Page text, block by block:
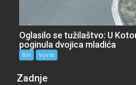
Oglasilo se tužilaštvo: U
poginula dvojica mladića
BiH Vijesti
Zadnje